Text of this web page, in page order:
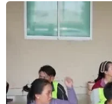
CƠ QUAN CHỦ QUẢN: THÔNG
Tổng Biên tập: TRẦN
Phó Tổng Biên tập: